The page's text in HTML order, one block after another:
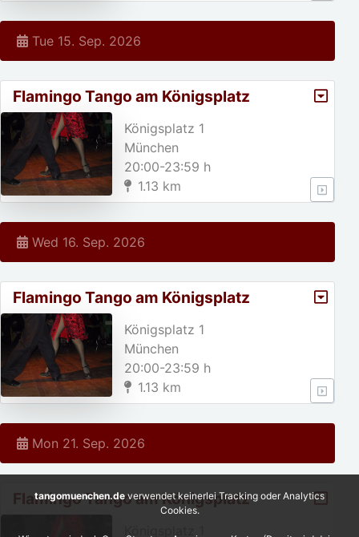
Tue 15. Sep. 2026
Flamingo Tango am Königsplatz
Königsplatz 1
München
20:00-23:59 h
1.13 km
Wed 16. Sep. 2026
Flamingo Tango am Königsplatz
Königsplatz 1
München
20:00-23:59 h
1.13 km
Mon 21. Sep. 2026
Flamingo Tango am Königsplatz
tangomuenchen.deverwendet keinerlei Tracking oder Analytics
Cookies.